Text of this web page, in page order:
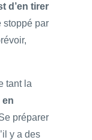
d’en tirer
stoppé par
tant la
en
préparer
y a des